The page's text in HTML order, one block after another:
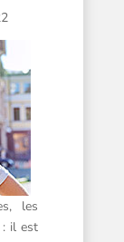
les
: il est